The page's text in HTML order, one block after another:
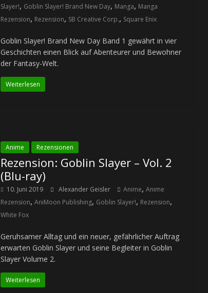
Slayer!, Goblin Slayer! Brand New Day, Manga, Manga
Rezension, Rezension, SB Creative Corp., Square Enix
Goblin Slayer! Brand New Day Band 1 gewährt in vier
Geschichten einen Blick auf Abenteurer und Bewohner
der Fantasy-Welt.
Weiterlesen
Anime Rezensionen
Rezension: Goblin Slayer – Vol. 2
(Blu-ray)
10. Juni 2019 Alexander Geisler Anime,Anime
Rezension,AniMoon Publishing, Goblin Slayer!, Rezension,
White Fox
Geruhsamer Alltag und ein neuer, gefährlicher Auftrag
erwarten Goblin Slayer und seine Begleiter in Goblin
Slayer Volume 2.
Weiterlesen